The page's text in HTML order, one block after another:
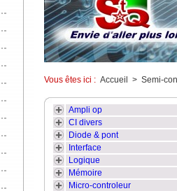
Vous êtes ici : Accueil > Semi-
Ampli op
CI divers
Diode & pont
Interface
Logique
Mémoire
Micro-controleur